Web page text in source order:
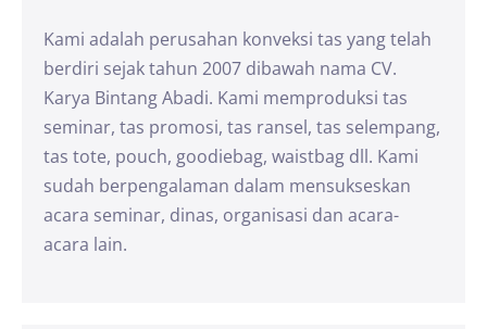
Kami adalah perusahan konveksi tas yang telah
berdiri sejak tahun 2007 dibawah nama CV.
Karya Bintang Abadi. Kami memproduksi tas
seminar, tas promosi, tas ransel, tas selempang,
tas tote, pouch, goodiebag, waistbag dll. Kami
sudah berpengalaman dalam mensukseskan
acara seminar, dinas, organisasi dan acara-
acara lain.